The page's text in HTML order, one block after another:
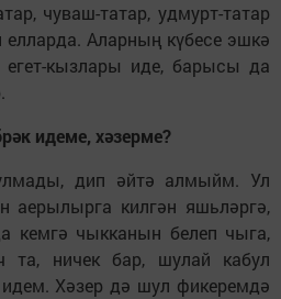
чуваш-татар, удмурт-татар
елларда. Аларның күбесе эшкә
кызлары иде, барысы да
идеме, хәзерме?
дип әйтә алмыйм. Ул
аерылырга килгән яшьләргә,
кемгә чыкканын белеп чыга,
та, ничек бар, шулай кабул
идем. Хәзер дә шул фикеремдә